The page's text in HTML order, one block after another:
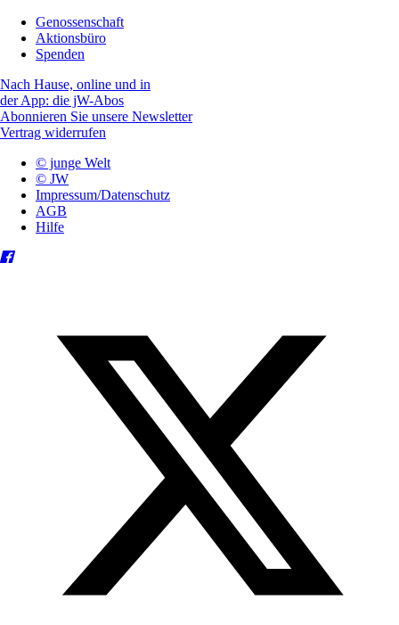
Genossenschaft
Aktionsbüro
Spenden
Nach Hause, online und in
der App: die jW-Abos
Abonnieren Sie unsere Newsletter
Vertrag widerrufen
© junge Welt
© JW
Impressum/Datenschutz
AGB
Hilfe